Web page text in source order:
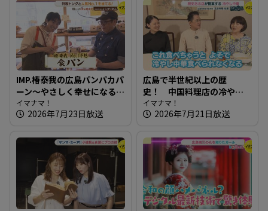
IMP.椿泰我の広島パンパカパ
ーン～やさしく幸せになる
パン屋さん
イマナマ！
2026年7月23日放送
広島で半世紀以上の歴
史！ 中国料理店の冷やし
中華～ 北京料理 桂蘭【たま
にはそとランチ】
イマナマ！
2026年7月21日放送